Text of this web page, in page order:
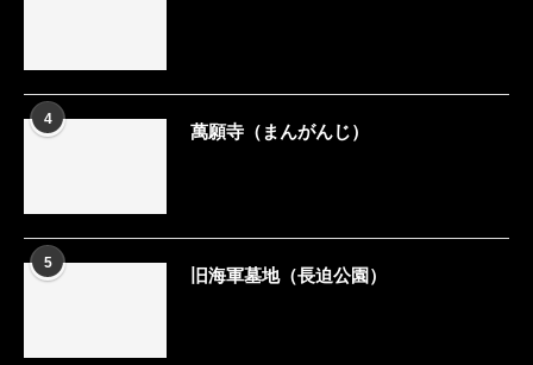
4 萬願寺（まんがんじ）
5 旧海軍墓地（長迫公園）